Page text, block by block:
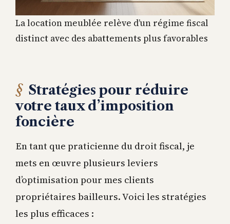
La location meublée relève d’un régime fiscal
distinct avec des abattements plus favorables
Stratégies pour réduire
votre taux d’imposition
foncière
En tant que praticienne du droit fiscal, je
mets en œuvre plusieurs leviers
d’optimisation pour mes clients
propriétaires bailleurs. Voici les stratégies
les plus efficaces :